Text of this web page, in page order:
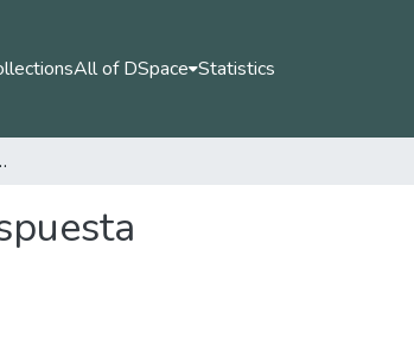
All of DSpace Statistics
criminal del estado colombiano